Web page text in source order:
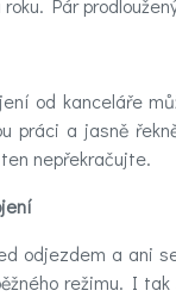
Pár
od kanceláře
práci a jasně
nepřekračujte.
odjezdem a ani
režimu. I